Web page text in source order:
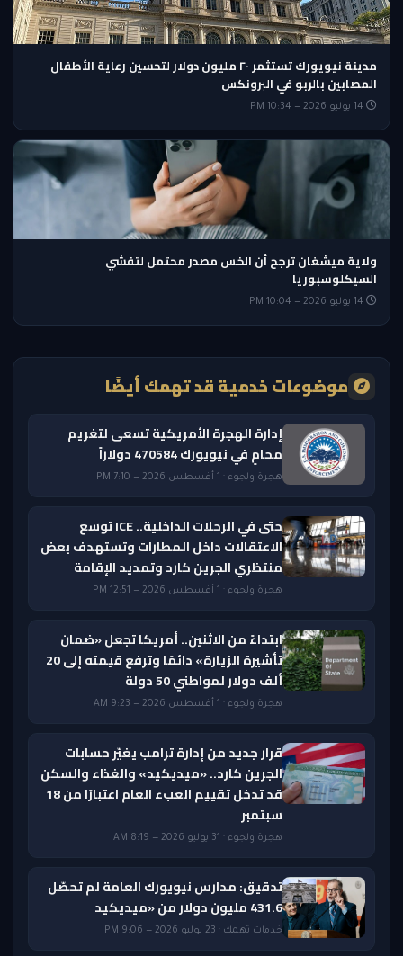
مدينة نيويورك تستثمر ٢٠ مليون دولار لتحسين رعاية الأطفال
المصابين بالربو في البرونكس
ولاية ميشغان ترجح أن الخس مصدر محتمل لتفشي
السيكلوسبوريا
موضوعات خدمية قد تهمك أيضًا
إدارة الهجرة الأمريكية تسعى لتغريم
محامٍ في نيويورك 470584 دولاراً
هجرة ولجوء · 1 أغسطس 2026 — 7:10 PM
حتى في الرحلات الداخلية.. ICE توسع
الاعتقالات داخل المطارات وتستهدف بعض
منتظري الجرين كارد وتمديد الإقامة
هجرة ولجوء · 1 أغسطس 2026 — 12:51 PM
ابتداءً من الاثنين.. أمريكا تجعل «ضمان
تأشيرة الزيارة» دائمًا وترفع قيمته إلى 20
ألف دولار لمواطني 50 دولة
هجرة ولجوء · 1 أغسطس 2026 — 9:23 AM
قرار جديد من إدارة ترامب يغيّر حسابات
الجرين كارد.. «ميديكيد» والغذاء والسكن
قد تدخل تقييم العبء العام اعتبارًا من 18
سبتمبر
هجرة ولجوء · 31 يوليو 2026 — 8:19 AM
تدقيق: مدارس نيويورك العامة لم تحصّل
431.6 مليون دولار من «ميديكيد
خدمات تهمك · 23 يوليو 2026 — 9:06 PM